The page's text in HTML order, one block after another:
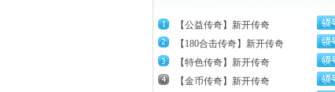
【公益传奇】新开传奇
【180合击传奇】新开传奇
【特色传奇】新开传奇
【金币传奇】新开传奇